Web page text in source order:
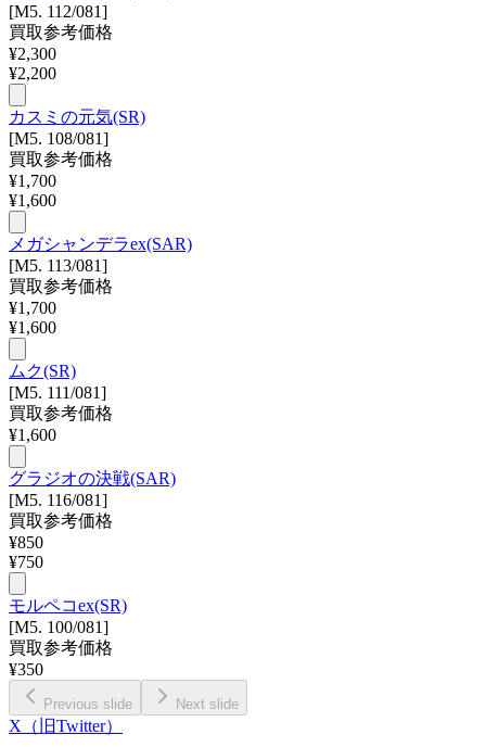
[M5. 112/081]
買取参考価格
¥2,300
¥2,200
カスミの元気(SR)
[M5. 108/081]
買取参考価格
¥1,700
¥1,600
メガシャンデラex(SAR)
[M5. 113/081]
買取参考価格
¥1,700
¥1,600
ムク(SR)
[M5. 111/081]
買取参考価格
¥1,600
グラジオの決戦(SAR)
[M5. 116/081]
買取参考価格
¥850
¥750
モルペコex(SR)
[M5. 100/081]
買取参考価格
¥350
Previous slide Next slide
X（旧Twitter）